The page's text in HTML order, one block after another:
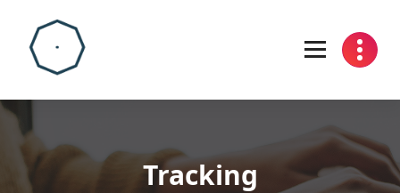
content
Tracking